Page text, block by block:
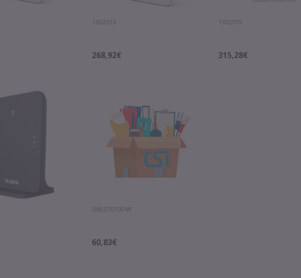
1302013
268,92€
1302015
315,28€
3ML37010DW
60,83€